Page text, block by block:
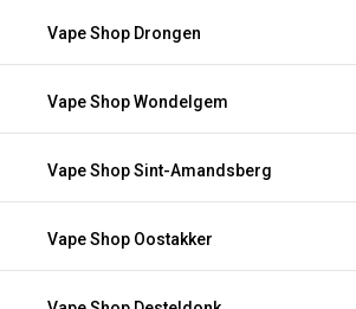
Vape Shop Drongen
Vape Shop Wondelgem
Vape Shop Sint-Amandsberg
Vape Shop Oostakker